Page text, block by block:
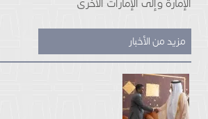
مزيد من الأخبار